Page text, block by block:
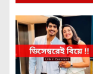
i
g
a